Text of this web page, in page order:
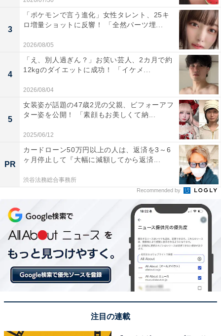
3
「ポケモンで言う進化」女性タレント、25キ
ロ増量ショットに反響！ 「全然パーツ埋...
2026/08/05
4
「え、別人過ぎん？」お笑い芸人、2カ月で約
12kgのダイエットに成功！ 「イケメ...
2026/08/04
5
女装姿が話題の47歳2児の父親、ビフォーアフ
ター姿を公開！ 「素顔もお美しくて納...
2025/06/12
PR
カードローン50万円以上の人は、返済を3～6
ヶ月停止して『大幅に減額してから返済...
渋谷法務総合事務所
Recommended by
注目の連載